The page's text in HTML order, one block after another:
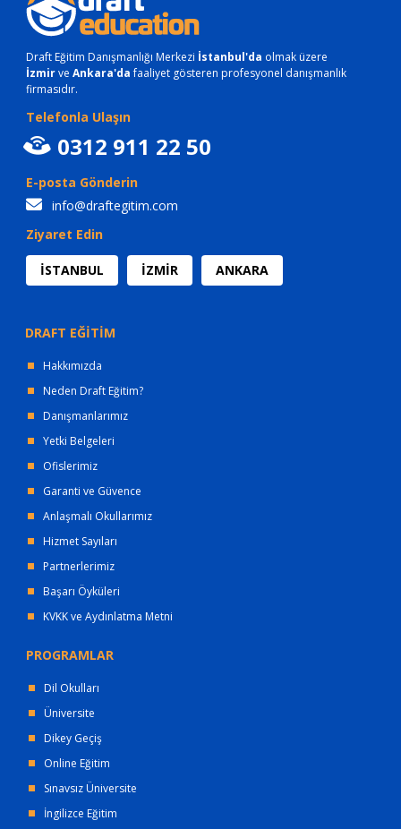
Draft Eğitim Danışmanlığı Merkezi İstanbul'da olmak üzere
İzmirve Ankara'dafaaliyet gösteren profesyonel danışmanlık
firmasıdır.
Telefonla Ulaşın
0312 911 22 50
E-posta Gönderin
info@draftegitim.com
Ziyaret Edin
İSTANBUL İZMİR ANKARA
DRAFT EĞİTİM
Hakkımızda
Neden Draft Eğitim?
Danışmanlarımız
Yetki Belgeleri
Ofislerimiz
Garanti ve Güvence
Anlaşmalı Okullarımız
Hizmet Sayıları
Partnerlerimiz
Başarı Öyküleri
KVKK ve Aydınlatma Metni
PROGRAMLAR
Dil Okulları
Üniversite
Dikey Geçiş
Online Eğitim
Sınavsız Üniversite
İngilizce Eğitim